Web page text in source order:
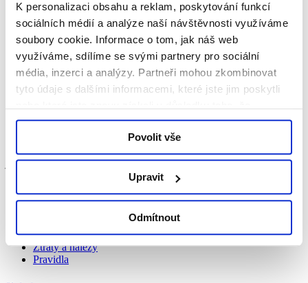
K personalizaci obsahu a reklam, poskytování funkcí
sociálních médií a analýze naší návštěvnosti využíváme
soubory cookie. Informace o tom, jak náš web
využíváme, sdílíme se svými partnery pro sociální
média, inzerci a analýzy. Partneři mohou zkombinovat
tyto údaje s dalšími informacemi, které jste jim poskytli
využíváte jejich služby.
Povolit vše
Upravit
Odmítnout
597 608 508
Kde nás najdete
Zákaznické centrum
Ztráty a nálezy
je nejlepší kámoš na cesty Ostravou i celým krajem
Jízdní řády
Ztráty a nálezy
Pravidla